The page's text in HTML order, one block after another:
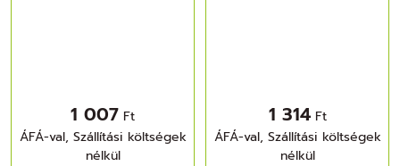
1 007 Ft
ÁFÁ-val, Szállítási költségek
nélkül
1 314 Ft
ÁFÁ-val, Szállítási költségek
nélkül